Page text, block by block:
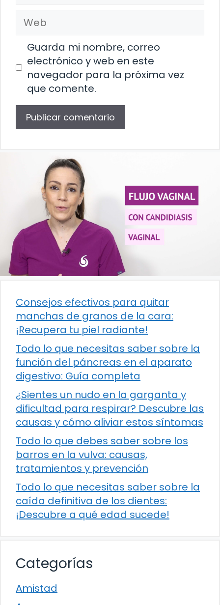
Web
Guarda mi nombre, correo
electrónico y web en este
navegador para la próxima vez
que comente.
Consejos efectivos para quitar
manchas de granos de la cara:
¡Recupera tu piel radiante!
Todo lo que necesitas saber sobre la
función del páncreas en el aparato
digestivo: Guía completa
¿Sientes un nudo en la garganta y
dificultad para respirar? Descubre las
causas y cómo aliviar estos síntomas
Todo lo que debes saber sobre los
barros en la vulva: causas,
tratamientos y prevención
Todo lo que necesitas saber sobre la
caída definitiva de los dientes:
¡Descubre a qué edad sucede!
Categorías
Amistad